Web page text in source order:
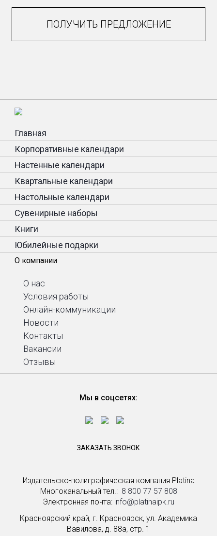
ПОЛУЧИТЬ ПРЕДЛОЖЕНИЕ
Издательско-полиграфическая компания Platina
Многоканальный тел.: ­ 8 800 77 57 808
Электронная почта: info@platinaipk.ru
Красноярский край, г. Красноярск, ул. Академика
Вавилова, д. 88а, стр. 1
Главная
Корпоративные календари
Настенные календари
Квартальные календари
Настольные календари
Сувенирные наборы
Книги
Юбилейные подарки
О компании
О нас
Условия работы
Онлайн-коммуникации
Новости
Контакты
Вакансии
Отзывы
Мы в соцсетях:
ЗАКАЗАТЬ ЗВОНОК